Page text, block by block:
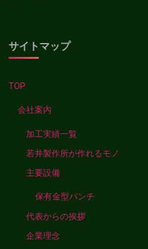
サイトマップ
TOP
会社案内
加工実績一覧
若井製作所が作れるモノ
主要設備
保有金型パンチ
代表からの挨拶
企業理念